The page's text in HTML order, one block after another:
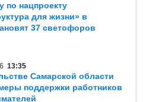
по нацпроекту
для жизни» в
37 светофоров
13:35
Самарской области
поддержки работников